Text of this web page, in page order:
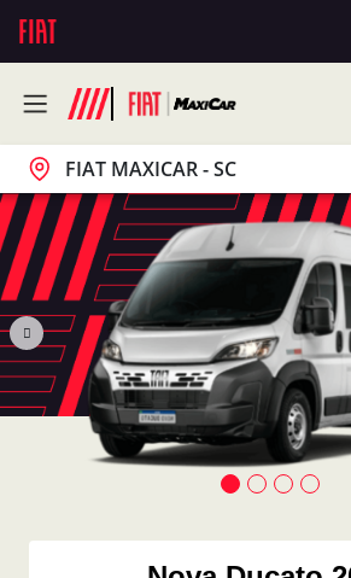
FIAT MAXICAR - SC